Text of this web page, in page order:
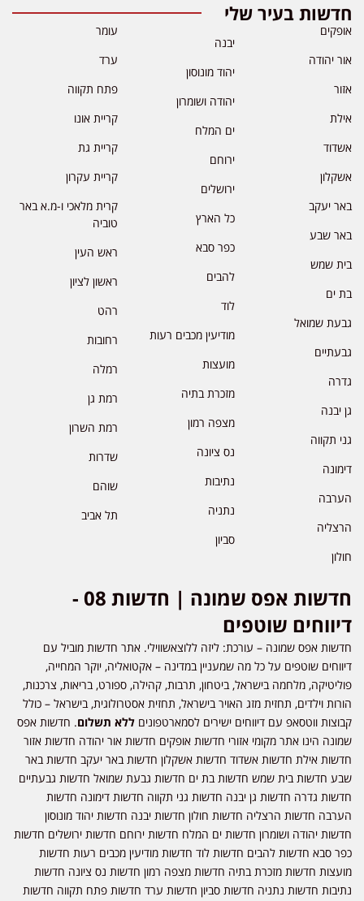
חדשות בעיר שלי
אופקים
אור יהודה
אזור
אילת
אשדוד
אשקלון
באר יעקב
באר שבע
בית שמש
בת ים
גבעת שמואל
גבעתיים
גדרה
גן יבנה
גני תקווה
דימונה
הערבה
הרצליה
חולון
יבנה
יהוד מונוסון
יהודה ושומרון
ים המלח
ירוחם
ירושלים
כל הארץ
כפר סבא
להבים
לוד
מודיעין מכבים רעות
מועצות
מזכרת בתיה
מצפה רמון
נס ציונה
נתיבות
נתניה
סביון
עומר
ערד
פתח תקווה
קריית אונו
קריית גת
קריית עקרון
קרית מלאכי ו-מ.א באר
טוביה
ראש העין
ראשון לציון
רהט
רחובות
רמלה
רמת גן
רמת השרון
שדרות
שוהם
תל אביב
חדשות אפס שמונה | חדשות 08 -
דיווחים שוטפים
חדשות אפס שמונה – עורכת: ליזה ללוצאשווילי. אתר חדשות מוביל עם
דיווחים שוטפים על כל מה שמעניין במדינה – אקטואליה, יוקר המחייה,
פוליטיקה, מלחמה בישראל, ביטחון, תרבות, קהילה, ספורט, בריאות, צרכנות,
הורות וילדים, תחזית מזג האויר בישראל, תחזית אסטרולוגית, בישראל – כולל
קבוצות ווטסאפ עם דיווחים ישירים לסמארטפונים ללא תשלום. חדשות אפס
שמונה הינו אתר מקומי אזורי חדשות אופקים חדשות אור יהודה חדשות אזור
חדשות אילת חדשות אשדוד חדשות אשקלון חדשות באר יעקב חדשות באר
שבע חדשות בית שמש חדשות בת ים חדשות גבעת שמואל חדשות גבעתיים
חדשות גדרה חדשות גן יבנה חדשות גני תקווה חדשות דימונה חדשות
הערבה חדשות הרצליה חדשות חולון חדשות יבנה חדשות יהוד מונוסון
חדשות יהודה ושומרון חדשות ים המלח חדשות ירוחם חדשות ירושלים חדשות
כפר סבא חדשות להבים חדשות לוד חדשות מודיעין מכבים רעות חדשות
מועצות חדשות מזכרת בתיה חדשות מצפה רמון חדשות נס ציונה חדשות
נתיבות חדשות נתניה חדשות סביון חדשות ערד חדשות פתח תקווה חדשות